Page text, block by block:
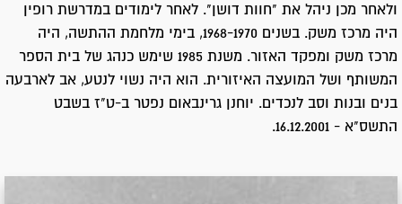
ולאחר מכן ניהל את "חוות דושן". לאחר לימודים במדרשת רופין
היה מרכז משק. בשנים 1968-1970, בימי מלחמת ההתשה, היה
מרכז משק ומפקד האזור. משנת 1985 שימש כנהג של בית הספר
המשותף ושל המועצה האיזורית. הוא היה נשוי לנטע, אב לארבעה
בנים ובנות וסב לנכדים. יוחנן גרינבאום נפטר ב-ט"ז בשבט
התשס"א - 16.12.2001.